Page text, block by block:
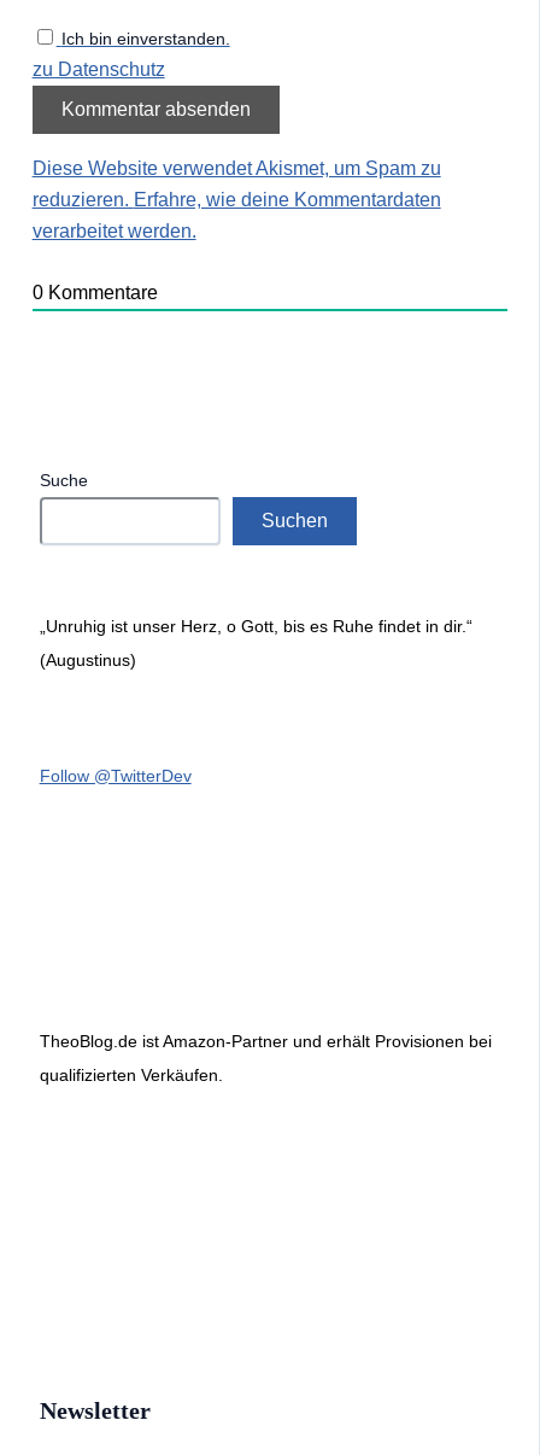
Ich bin einverstanden.
zu Datenschutz
Diese Website verwendet Akismet, um Spam zu
reduzieren. Erfahre, wie deine Kommentardaten
verarbeitet werden.
0Kommentare
Suche
Suchen
„Unruhig ist unser Herz, o Gott, bis es Ruhe findet in dir.“
(Augustinus)
Follow @TwitterDev
TheoBlog.de ist Amazon-Partner und erhält Provisionen bei
qualifizierten Verkäufen.
Newsletter